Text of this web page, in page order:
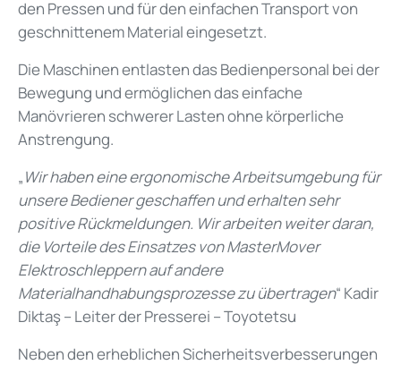
den Pressen und für den einfachen Transport von
geschnittenem Material eingesetzt.
Die Maschinen entlasten das Bedienpersonal bei der
Bewegung und ermöglichen das einfache
Manövrieren schwerer Lasten ohne körperliche
Anstrengung.
„Wir haben eine ergonomische Arbeitsumgebung für
unsere Bediener geschaffen und erhalten sehr
positive Rückmeldungen. Wir arbeiten weiter daran,
die Vorteile des Einsatzes von MasterMover
Elektroschleppern auf andere
Materialhandhabungsprozesse zu übertragen“ Kadir
Diktaş – Leiter der Presserei – Toyotetsu
Neben den erheblichen Sicherheitsverbesserungen